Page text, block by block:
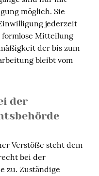
möglich. Sie
jederzeit
Mitteilung
der bis zum
bleibt vom
der
Verstöße steht dem
bei der
zu. Zuständige